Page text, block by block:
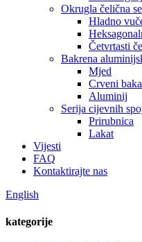
Okrugla čelična
Hladno
Četvrtasti
Bakrena
Mjed
Crveni
Aluminij
Serija cijevnih
Prirubnica
Lakat
Vijesti
FAQ
Kontaktirajte nas
English
kategorije